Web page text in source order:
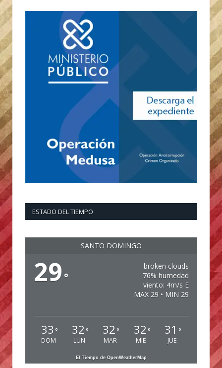
ESTADO DEL TIEMPO
SANTO DOMINGO
29 °
broken clouds
76% humedad
viento: 4m/s E
MAX 29 • MIN 29
33 °
DOM
32 °
LUN
32 °
MAR
32 °
MIE
31 °
JUE
El Tiempo de OpenWeatherMap